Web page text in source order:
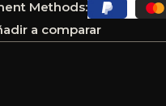
a comparar
Methods: